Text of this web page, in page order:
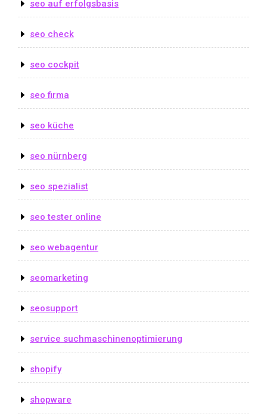
seo auf erfolgsbasis
seo check
seo cockpit
seo firma
seo küche
seo nürnberg
seo spezialist
seo tester online
seo webagentur
seomarketing
seosupport
service suchmaschinenoptimierung
shopify
shopware